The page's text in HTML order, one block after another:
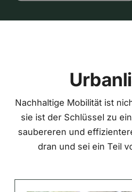
Nachhaltige Mobilität ist
sie ist der Schlüssel zu
saubereren und
dran und sei ein Teil